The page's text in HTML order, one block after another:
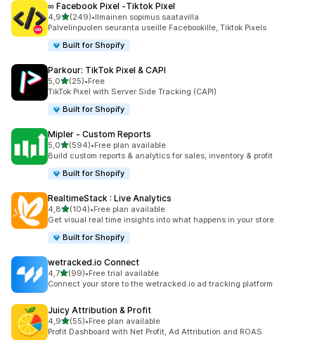
∞ Facebook Pixel ‑Tiktok Pixel
4,9/ 5 tähteä
(249)
249 arvostelua yhteensä
•Ilmainen sopimus saatavilla
Palvelinpuolen seuranta useille Facebookille, Tiktok Pixels
Built for Shopify
Parkour: TikTok Pixel & CAPI
5,0/ 5 tähteä
(25)
25 arvostelua yhteensä
•Free
TikTok Pixel with Server Side Tracking (CAPI)
Built for Shopify
Mipler ‑ Custom Reports
5,0/ 5 tähteä
(594)
594 arvostelua yhteensä
•Free plan available
Build custom reports & analytics for sales, inventory & profit
Built for Shopify
RealtimeStack : Live Analytics
4,8/ 5 tähteä
(104)
104 arvostelua yhteensä
•Free plan available
Get visual real time insights into what happens in your store
Built for Shopify
wetracked.io Connect
4,7/ 5 tähteä
(99)
99 arvostelua yhteensä
•Free trial available
Connect your store to the wetracked.io ad tracking platform
Juicy Attribution & Profit
4,9/ 5 tähteä
(55)
55 arvostelua yhteensä
•Free plan available
Profit Dashboard with Net Profit, Ad Attribution and ROAS